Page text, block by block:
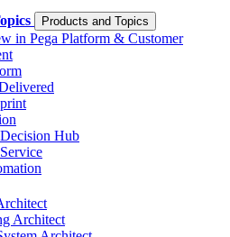
Products and Topics
in Pega Platform & Customer
Hub
Architect